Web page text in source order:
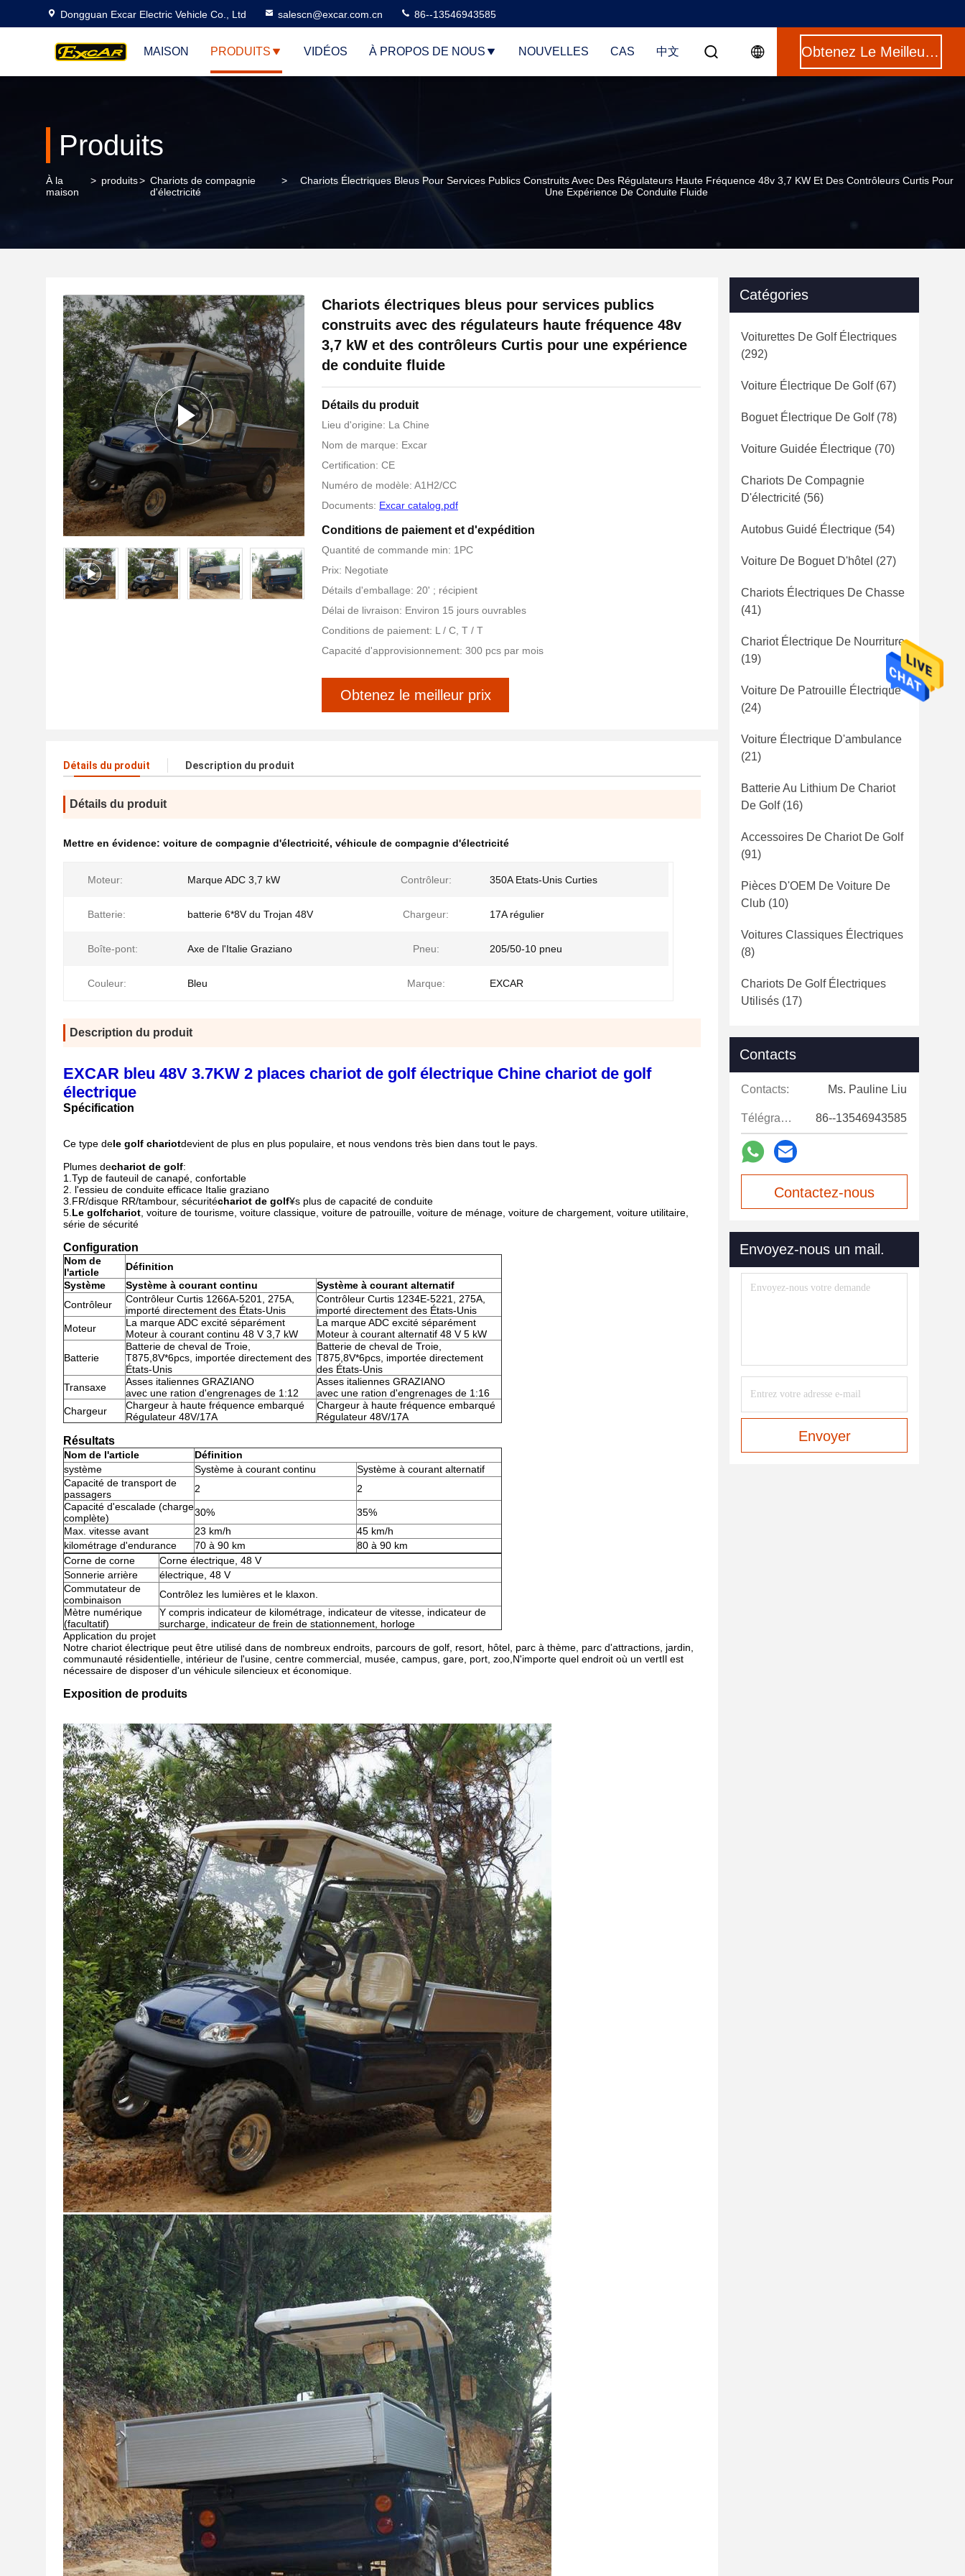
Dongguan Excar Electric Vehicle Co., Ltd salescn@excar.com.cn 86--13546943585
MAISON PRODUITS VIDÉOS À PROPOS DE NOUS NOUVELLES CAS 中文 Obtenez Le Meilleur Prix
Produits
À la
maison
> produits> Chariots de compagnie
d'électricité
>
Chariots Électriques Bleus Pour Services Publics Construits Avec Des Régulateurs Haute Fréquence 48v 3,7 KW Et Des Contrôleurs Curtis Pour
Une Expérience De Conduite Fluide
Chariots électriques bleus pour services publics
construits avec des régulateurs haute fréquence 48v
3,7 kW et des contrôleurs Curtis pour une expérience
de conduite fluide
Détails du produit
Lieu d'origine: La Chine
Nom de marque: Excar
Certification: CE
Numéro de modèle: A1H2/CC
Documents: Excar catalog.pdf
Conditions de paiement et d'expédition
Quantité de commande min: 1PC
Prix: Negotiate
Détails d'emballage: 20' ; récipient
Délai de livraison: Environ 15 jours ouvrables
Conditions de paiement: L / C, T / T
Capacité d'approvisionnement: 300 pcs par mois
Obtenez le meilleur prix
Détails du produit Description du produit
Détails du produit
Mettre en évidence: voiture de compagnie d'électricité, véhicule de compagnie d'électricité
Moteur: Marque ADC 3,7 kW Contrôleur: 350A Etats-Unis Curties
Batterie: batterie 6*8V du Trojan 48V Chargeur: 17A régulier
Boîte-pont: Axe de l'Italie Graziano Pneu: 205/50-10 pneu
Couleur: Bleu Marque: EXCAR
Description du produit
EXCAR bleu 48V 3.7KW 2 places chariot de golf électrique Chine chariot de golf
électrique
Spécification
Ce type dele golf chariotdevient de plus en plus populaire, et nous vendons très bien dans tout le pays.
Plumes dechariot de golf:
1.Typ de fauteuil de canapé, confortable
2. l'essieu de conduite efficace Italie graziano
3.FR/disque RR/tambour, sécuritéchariot de golf¥s plus de capacité de conduite
5. Le golfchariot , voiture de tourisme, voiture classique, voiture de patrouille, voiture de ménage, voiture de chargement, voiture utilitaire,
série de sécurité
Configuration
Nom de
l'article
Définition
Système
Système à courant continu
Système à courant alternatif
Contrôleur
Contrôleur Curtis 1266A-5201, 275A,
importé directement des États-Unis
Contrôleur Curtis 1234E-5221, 275A,
importé directement des États-Unis
Moteur
La marque ADC excité séparément
Moteur à courant continu 48 V 3,7 kW
La marque ADC excité séparément
Moteur à courant alternatif 48 V 5 kW
Batterie
Batterie de cheval de Troie,
T875,8V*6pcs, importée directement des
États-Unis
Batterie de cheval de Troie,
T875,8V*6pcs, importée directement
des États-Unis
Transaxe
Asses italiennes GRAZIANO
avec une ration d'engrenages de 1:12
Asses italiennes GRAZIANO
avec une ration d'engrenages de 1:16
Chargeur
Chargeur à haute fréquence embarqué
Régulateur 48V/17A
Chargeur à haute fréquence embarqué
Régulateur 48V/17A
Résultats
Nom de l'article
Définition
système
Système à courant continu
Système à courant alternatif
Capacité de transport de
passagers
2
2
Capacité d'escalade (charge
complète)
30%
35%
Max. vitesse avant
23 km/h
45 km/h
kilométrage d'endurance
70 à 90 km
80 à 90 km
Corne de corne
Corne électrique, 48 V
Sonnerie arrière
électrique, 48 V
Commutateur de
combinaison
Contrôlez les lumières et le klaxon.
Mètre numérique
(facultatif)
Y compris indicateur de kilométrage, indicateur de vitesse, indicateur de
surcharge, indicateur de frein de stationnement, horloge
Application du projet
Notre chariot électrique peut être utilisé dans de nombreux endroits, parcours de golf, resort, hôtel, parc à thème, parc d'attractions, jardin,
communauté résidentielle, intérieur de l'usine, centre commercial, musée, campus, gare, port, zoo,N'importe quel endroit où un vertIl est
nécessaire de disposer d'un véhicule silencieux et économique.
Exposition de produits
Catégories
Voiturettes De Golf Électriques
(292)
Voiture Électrique De Golf(67)
Boguet Électrique De Golf(78)
Voiture Guidée Électrique (70)
Chariots De Compagnie
D'électricité (56)
Autobus Guidé Électrique (54)
Voiture De Boguet D'hôtel (27)
Chariots Électriques De Chasse
(41)
Chariot Électrique De Nourriture
(19)
Voiture De Patrouille Électrique
(24)
Voiture Électrique D'ambulance
(21)
Batterie Au Lithium De Chariot
De Golf(16)
Accessoires De Chariot De Golf
(91)
Pièces D'OEM De Voiture De
Club (10)
Voitures Classiques Électriques
(8)
Chariots De Golf Électriques
Utilisés (17)
Contacts
Contacts: Ms. Pauline Liu
Télégramme: 86--13546943585
Contactez-nous
Envoyez-nous un mail.
Envoyer